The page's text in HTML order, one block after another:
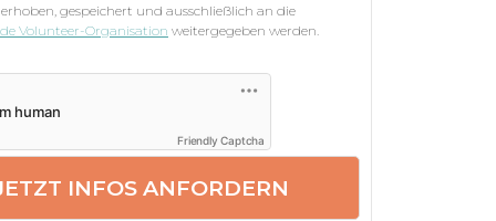
gespeichert und ausschließlich an die
Volunteer-Organisation weitergegeben werden.
Friendly Captcha